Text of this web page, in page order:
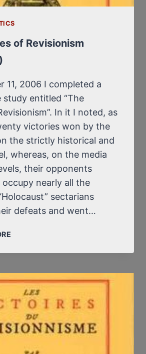
of Revisionism
11, 2006 I completed a
entitled “The
In it I noted, as
victories won by the
the strictly historical and
whereas, on the media
their opponents
nearly all the
sectarians
defeats and went…
OF
(CONTINUED)